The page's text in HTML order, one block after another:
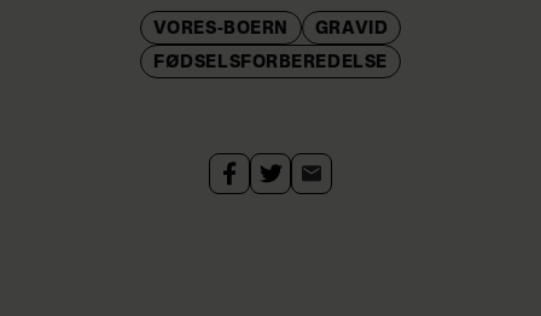
og indehaver afJordemoder.dk
VORES-BOERN
GRAVID
FØDSELSFORBEREDELSE